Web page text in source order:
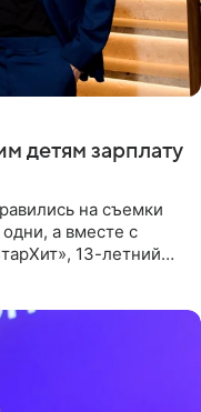
детям зарплату
на съемки
а вместе с
13-летний